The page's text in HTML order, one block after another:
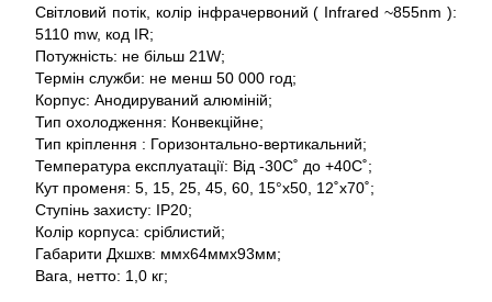
Світловий потік, колір інфрачервоний ( Infrared ~855nm ):
5110 mw, код IR;
Потужність: не більш 21W;
Термін служби: не менш 50 000 год;
Корпус: Анодируваний алюміній;
Тип охолодження: Конвекційне;
Тип кріплення : Горизонтально-вертикальний;
Температура експлуатації: Від -30С˚ до +40С˚;
Кут променя: 5, 15, 25, 45, 60, 15°x50, 12˚x70˚;
Ступінь захисту: IP20;
Колір корпуса: сріблистий;
Габарити Дхшхв: ммх64ммх93мм;
Вага, нетто: 1,0 кг;